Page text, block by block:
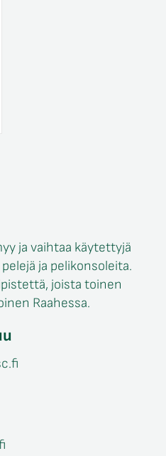
ja vaihtaa käytettyjä
ja pelikonsoleita.
joista toinen
Raahessa.